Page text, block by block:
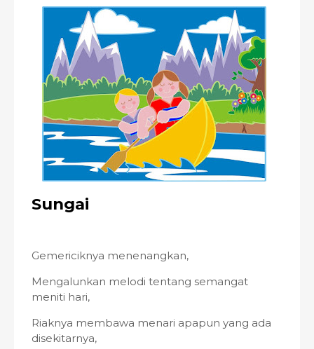
Sungai
Gemericiknya menenangkan,
Mengalunkan melodi tentang semangat
meniti hari,
Riaknya membawa menari apapun yang ada
disekitarnya,